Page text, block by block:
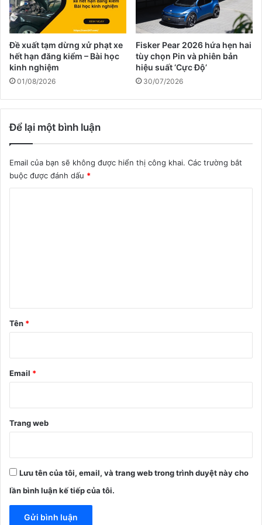
Đề xuất tạm dừng xử phạt xe
hết hạn đăng kiểm – Bài học
kinh nghiệm
01/08/2026
Fisker Pear 2026 hứa hẹn hai
tùy chọn Pin và phiên bản
hiệu suất ‘Cực Độ’
30/07/2026
Để lại một bình luận
Email của bạn sẽ không được hiển thị công khai. Các trường bắt
buộc được đánh dấu *
n
Tên *
Email *
Trang web
Lưu tên của tôi, email, và trang web trong trình duyệt này cho
lần bình luận kế tiếp của tôi.